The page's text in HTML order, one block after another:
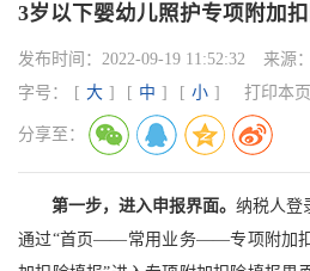
3岁以下婴幼儿照护专项附加
发布时间： 2022-09-19 11:52:32 来源：
字号：
[ 大 ] [ 中 ] [ 小 ] 打印本页
分享至：
第一步，进入申报界面。 纳税人登
通过“首页——常用业务——专项附加